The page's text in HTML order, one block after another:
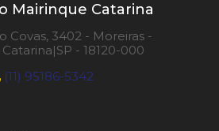
Mairinque Catarina
Covas, 3402 - Moreiras -
- 18120-000
(11) 95186-5342